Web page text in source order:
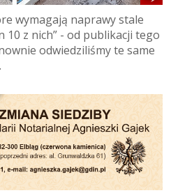
wymagają naprawy stale
10 z nich” - od publikacji tego
odwiedziliśmy te same